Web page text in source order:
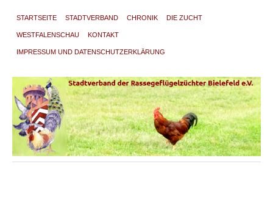
STARTSEITE STADTVERBAND CHRONIK DIE ZUCHT
WESTFALENSCHAU KONTAKT
IMPRESSUM UND DATENSCHUTZERKLÄRUNG